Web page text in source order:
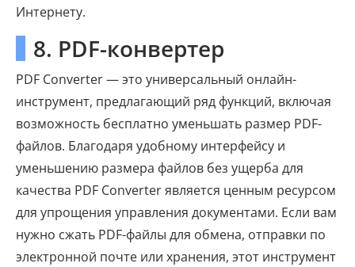
Интернету.
8. PDF-конвертер
PDF Converter — это универсальный онлайн-
инструмент, предлагающий ряд функций, включая
возможность бесплатно уменьшать размер PDF-
файлов. Благодаря удобному интерфейсу и
уменьшению размера файлов без ущерба для
качества PDF Converter является ценным ресурсом
для упрощения управления документами. Если вам
нужно сжать PDF-файлы для обмена, отправки по
электронной почте или хранения, этот инструмент